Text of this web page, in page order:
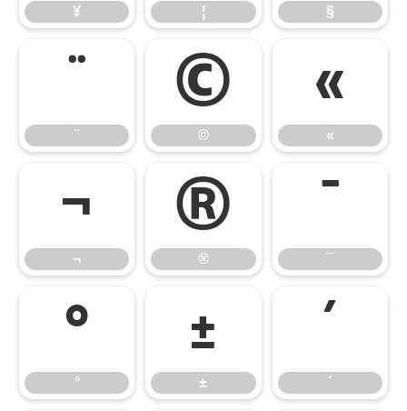
¥ ¦ §
¨
¨
©
©
«
«
¬
¬
®
®
¯
¯
°
°
±
±
´
´